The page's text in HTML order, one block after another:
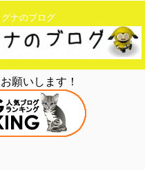
ナのブログ
願いします！